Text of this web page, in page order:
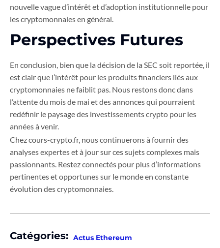
nouvelle vague d’intérêt et d’adoption institutionnelle pour
les cryptomonnaies en général.
Perspectives Futures
En conclusion, bien que la décision de la SEC soit reportée, il
est clair que l’intérêt pour les produits financiers liés aux
cryptomonnaies ne faiblit pas. Nous restons donc dans
l’attente du mois de mai et des annonces qui pourraient
redéfinir le paysage des investissements crypto pour les
années à venir.
Chez cours-crypto.fr, nous continuerons à fournir des
analyses expertes et à jour sur ces sujets complexes mais
passionnants. Restez connectés pour plus d’informations
pertinentes et opportunes sur le monde en constante
évolution des cryptomonnaies.
Catégories: Actus Ethereum